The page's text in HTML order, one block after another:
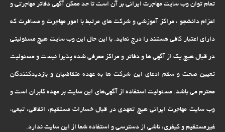
تمام توان وب سایت مهاجرت ایرانی بر آن است تا حد ممکن آگهی دفاتر مهاجرتی و
اعزام دانشجو ، مراکز آموزشی و شرکت های مرتبط با امور مهاجرت و مسافرت که
دارای اعتبار کافی هستند را درج نماید. با این حال این وب سایت هیچ مسئولیتی
در قبال هیچ یک از آگهی ها و دفاتر و مراکز معرفی شده پذیرا نیست و مسئولیت
تعیین صحت و سقم ادعای این شرکت ها به عهده متقاضیان و بازدیدکنندگان
محترم می باشد. مسئولیت استفاده از آگهی‌های این سایت بر عهده کابران است و
وب سایت مهاجرت ایرانی هیچ تعهدى در قبال خسارات مستقیم، اتفاقى، تبعى،
غیرمستقیم و کیفرى، ناشى از دسترسى و استفاده شما از این سایت ندارد.